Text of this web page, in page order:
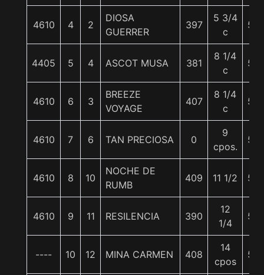
4610 4 2
DIOSA
GUERRER
397
5 3/4
c
55
4405 5 4 ASCOT MUSA 381
8 1/4
c
56
4610 6 3
BREEZE
VOYAGE
407
8 1/4
c
55
4610 7 6 TAN PRECIOSA 0
9
cpos.
55
4610 8 10
NOCHE DE
RUMB
409 11 1/2 55
4610 9 11 RESILENCIA 390
12
1/4
56
---- 10 12 MINA CARMEN 408
14
cpos
55